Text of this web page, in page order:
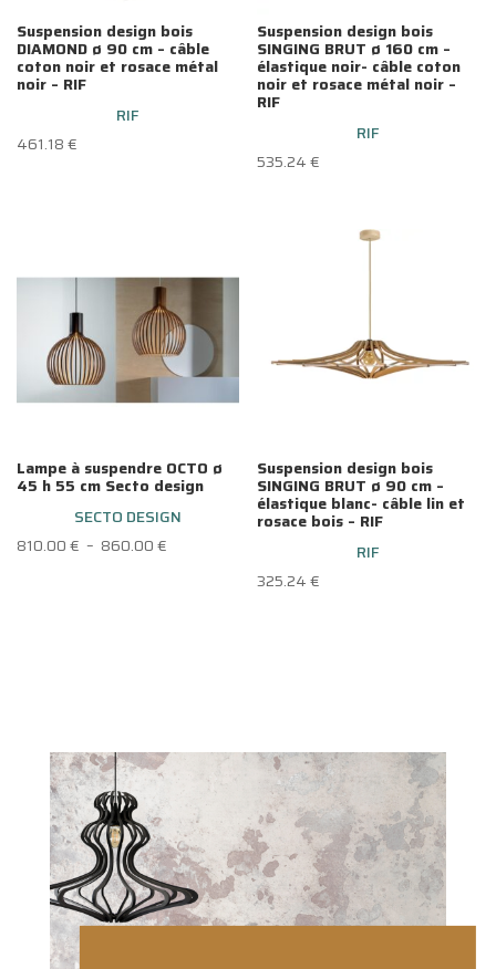
Suspension design bois
DIAMOND ø 90 cm – câble
coton noir et rosace métal
noir – RIF
RIF
461.18€
Suspension design bois
SINGING BRUT ø 160 cm –
élastique noir- câble coton
noir et rosace métal noir –
RIF
RIF
535.24€
Lampe à suspendre OCTO ø
45 h 55 cm Secto design
SECTO DESIGN
810.00€ – 860.00€
Suspension design bois
SINGING BRUT ø 90 cm –
élastique blanc- câble lin et
rosace bois – RIF
RIF
325.24€